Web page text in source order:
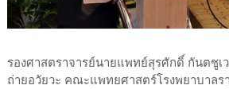
รองศาสตราจารย์นายแพทย์สุรศักดิ์ กันตชู
ถ่ายอวัยวะ คณะแพทยศาสตร์โรงพยาบาลร